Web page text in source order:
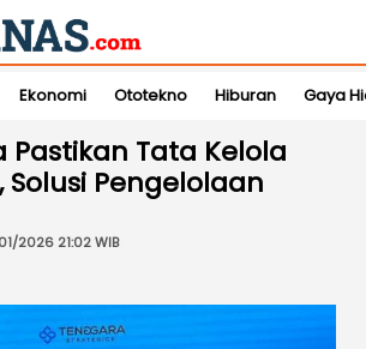
Ekonomi Ototekno Hiburan Gaya
Tata Kelola
Solusi Pengelolaan
2026 21:02 WIB